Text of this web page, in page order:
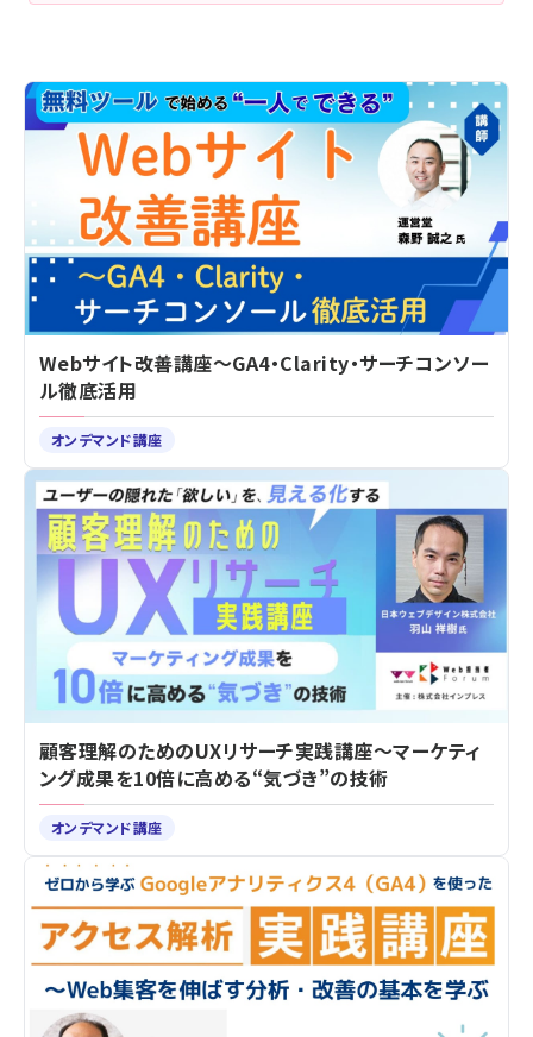
Webサイト改善講座～GA4・Clarity・サーチコンソー
ル徹底活用
オンデマンド講座
顧客理解のためのUXリサーチ実践講座～マーケティ
ング成果を10倍に高める“気づき”の技術
オンデマンド講座